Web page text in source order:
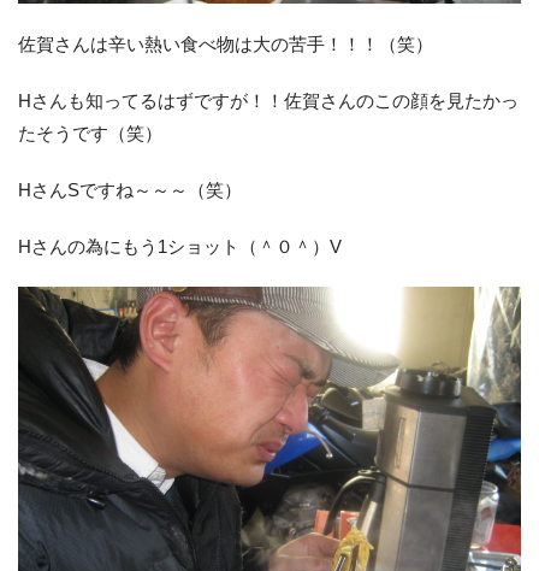
佐賀さんは辛い熱い食べ物は大の苦手！！！（笑）
Hさんも知ってるはずですが！！佐賀さんのこの顔を見たかっ
たそうです（笑）
HさんSですね～～～（笑）
Hさんの為にもう1ショット（＾０＾）V